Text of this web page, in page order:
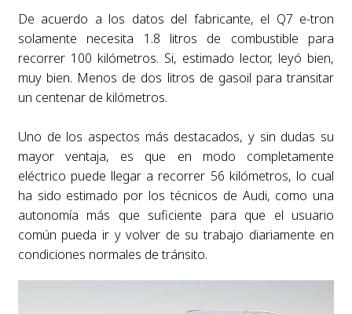
De acuerdo a los datos del fabricante, el Q7 e-tron
solamente necesita 1.8 litros de combustible para
recorrer 100 kilómetros. Si, estimado lector, leyó bien,
muy bien. Menos de dos litros de gasoil para transitar
un centenar de kilómetros.
Uno de los aspectos más destacados, y sin dudas su
mayor ventaja, es que en modo completamente
eléctrico puede llegar a recorrer 56 kilómetros, lo cual
ha sido estimado por los técnicos de Audi, como una
autonomía más que suficiente para que el usuario
común pueda ir y volver de su trabajo diariamente en
condiciones normales de tránsito.